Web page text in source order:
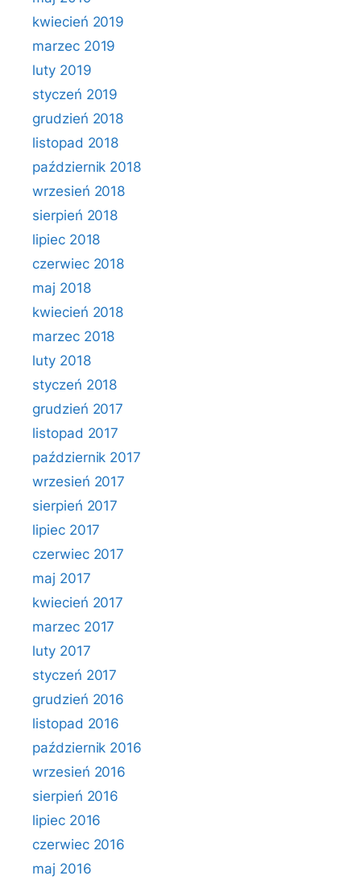
kwiecień 2019
marzec 2019
luty 2019
styczeń 2019
grudzień 2018
listopad 2018
październik 2018
wrzesień 2018
sierpień 2018
lipiec 2018
czerwiec 2018
maj 2018
kwiecień 2018
marzec 2018
luty 2018
styczeń 2018
grudzień 2017
listopad 2017
październik 2017
wrzesień 2017
sierpień 2017
lipiec 2017
czerwiec 2017
maj 2017
kwiecień 2017
marzec 2017
luty 2017
styczeń 2017
grudzień 2016
listopad 2016
październik 2016
wrzesień 2016
sierpień 2016
lipiec 2016
czerwiec 2016
maj 2016